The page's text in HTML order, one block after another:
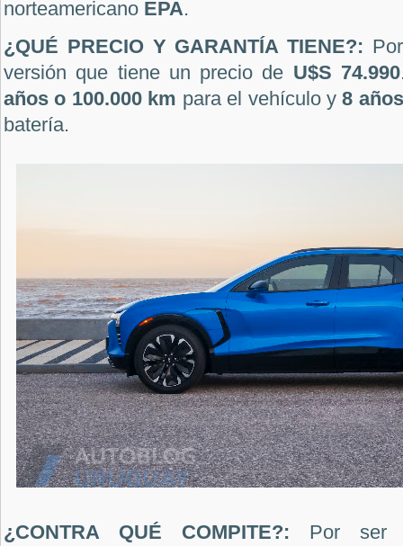
norteamericano EPA.
¿QUÉ PRECIO Y GARANTÍA TIENE?:
versión que tiene un precio de U$S 74.990
años o 100.000 km para el vehículo y8
batería.
¿CONTRA QUÉ COMPITE?: Por ser